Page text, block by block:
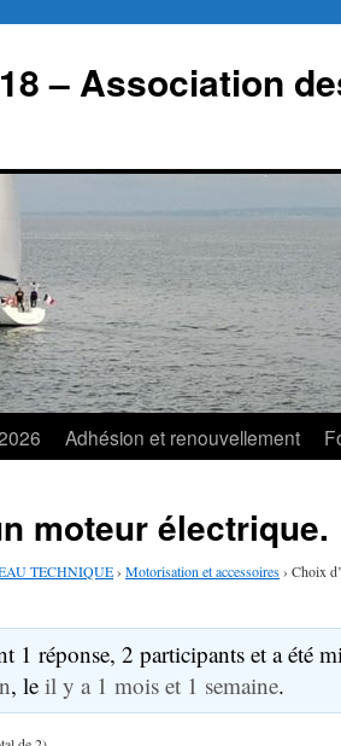
– Association
Adhésion et renouvellement
moteur électrique.
TECHNIQUE› Motorisation et accessoires› Choix
1 réponse, 2 participants et a été
, leil y a 1 mois et 1 semaine.